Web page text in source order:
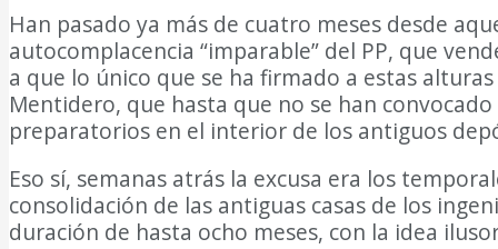
Han pasado ya más de cuatro meses desde
autocomplacencia “imparable” del PP, que
a que lo único que se ha firmado a estas
Mentidero, que hasta que no se han
preparatorios en el interior de los antiguos
Eso sí, semanas atrás la excusa era los
consolidación de las antiguas casas de los
duración de hasta ocho meses, con la idea